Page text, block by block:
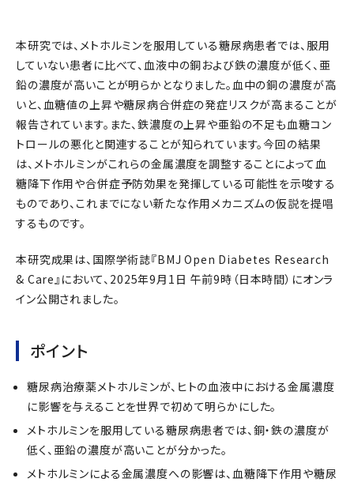
本研究では、メトホルミンを服用している糖尿病患者では、服用
していない患者に比べて、血液中の銅および鉄の濃度が低く、亜
鉛の濃度が高いことが明らかとなりました。血中の銅の濃度が高
いと、血糖値の上昇や糖尿病合併症の発症リスクが高まることが
報告されています。また、鉄濃度の上昇や亜鉛の不足も血糖コン
トロールの悪化と関連することが知られています。今回の結果
は、メトホルミンがこれらの金属濃度を調整することによって血
糖降下作用や合併症予防効果を発揮している可能性を示唆する
ものであり、これまでにない新たな作用メカニズムの仮説を提唱
するものです。
本研究成果は、国際学術誌『BMJ Open Diabetes Research
& Care』において、2025年9月1日 午前9時（日本時間）にオンラ
イン公開されました。
ポイント
糖尿病治療薬メトホルミンが、ヒトの血液中における金属濃度
に影響を与えることを世界で初めて明らかにした。
メトホルミンを服用している糖尿病患者では、銅・鉄の濃度が
低く、亜鉛の濃度が高いことが分かった。
メトホルミンによる金属濃度への影響は、血糖降下作用や糖尿